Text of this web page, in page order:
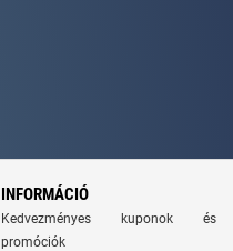
INFORMÁCIÓ
Kedvezményes kuponok és
promóciók